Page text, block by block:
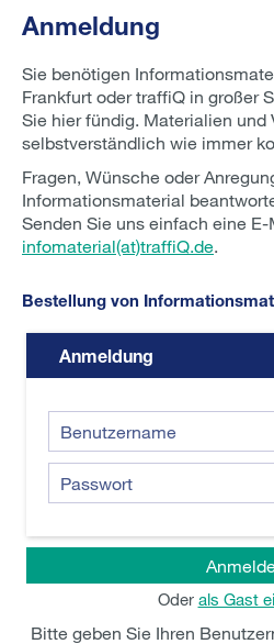
Anmeldung
Sie benötigen
Frankfurt oder traffiQ in großer
Sie hier fündig. Materialien und
selbstverständlich wie immer
Fragen, Wünsche oder
Informationsmaterial
Senden Sie uns einfach eine E-
infomaterial(at)traffiQ.de.
Bestellung von
Anmeldung
Oder als Gast
Bitte geben Sie Ihren